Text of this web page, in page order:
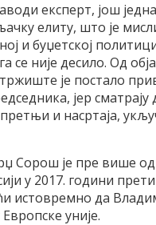
експерт, још
елиту, што је
и буџетској
се није десило. Од
је постало
јер
и насртаја,
Сорош је пре више од
у 2017. години
истовремно да
уније.